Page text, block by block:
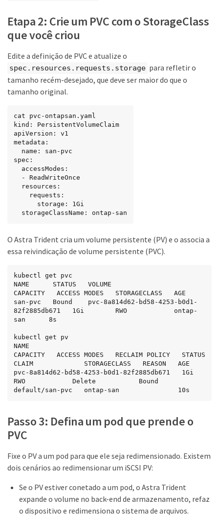
Etapa 2: Crie um PVC com o StorageClass
que você criou
Edite a definição de PVC e atualize o
spec.resources.requests.storage para refletir o
tamanho recém-desejado, que deve ser maior do que o
tamanho original.
cat pvc-ontapsan.yaml
kind: PersistentVolumeClaim
apiVersion: v1
metadata:
spec:
  storageClassName: ontap-san
O Astra Trident cria um volume persistente (PV) e o associa a
essa reivindicação de volume persistente (PVC).
kubectl get pvc
NAME      STATUS   VOLUME
CAPACITY   ACCESS MODES   STORAGECLASS   AGE
san-pvc   Bound    pvc-8a814d62-bd58-4253-b0d1-
82f2885db671   1Gi        RWO            ontap-
san      8s
kubectl get pv
NAME
CAPACITY   ACCESS MODES   RECLAIM POLICY   STATUS
CLAIM             STORAGECLASS   REASON   AGE
pvc-8a814d62-bd58-4253-b0d1-82f2885db671   1Gi
RWO            Delete           Bound
default/san-pvc   ontap-san               10s
Passo 3: Defina um pod que prende o
PVC
Fixe o PV a um pod para que ele seja redimensionado. Existem
dois cenários ao redimensionar um iSCSI PV:
Se o PV estiver conetado a um pod, o Astra Trident
expande o volume no back-end de armazenamento, refaz
o dispositivo e redimensiona o sistema de arquivos.